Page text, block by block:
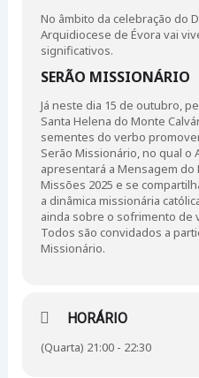
No âmbito da celebração do
Arquidiocese de Évora vai
significativos.
SERÃO MISSIONÁRIO
Já neste dia 15 de outubro,
Santa Helena do Monte
sementes do verbo
Serão Missionário, no qual o
apresentará a Mensagem do
Missões 2025 e se
a dinâmica missionária
ainda sobre o sofrimento de
Todos são convidados a
Missionário.
HORÁRIO
(Quarta) 21:00 - 22:30